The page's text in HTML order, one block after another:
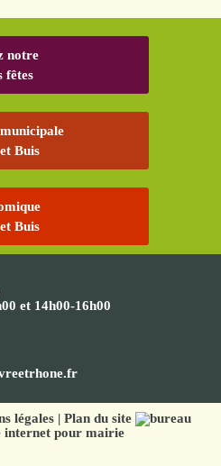
notre
fêtes
Buis
Buis
et 14h00-16h00
légales| Plan du site
internet pour mairie